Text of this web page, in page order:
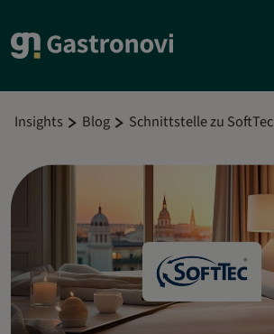
Insights Blog Schnittstelle zu SoftTec